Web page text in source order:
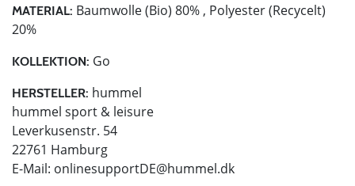
MATERIAL: Baumwolle (Bio) 80% , Polyester (Recycelt)
20%
KOLLEKTION: Go
HERSTELLER: hummel
hummel sport & leisure
Leverkusenstr. 54
22761 Hamburg
E-Mail: onlinesupportDE@hummel.dk